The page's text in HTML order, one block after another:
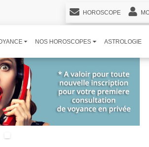
HOROSCOPE
NOS HOROSCOPES ASTROLOGIE